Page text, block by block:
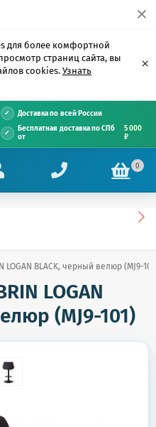
для более комфортной
страниц сайта, вы
cookies. Узнать
×
Доставка по всей России
Бесплатная доставка по СПб
от
5 000
₽
0
LOGAN BLACK, черный велюр (MJ9-
LOGAN
(MJ9-101)